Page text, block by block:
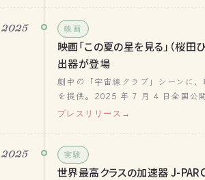
2025 映画
映画「この夏の星を見る」（桜田
出器が登場
劇中の「宇宙線クラブ」シーンに
を提供。2025 年 7 月 4 日全国公開
プレスリリース
2025 実験
世界最高クラスの加速器 J-